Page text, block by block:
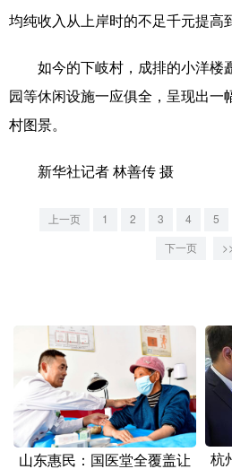
四川 贵州
新疆 内蒙古
多语种频道
均纯收入从上岸时的不足千元提高
如今的下岐村，成排的小洋楼
园等休闲设施一应俱全，呈现出一
村图景。
新华社记者 林善传 摄
上一页 1 2 3 4 5
下一页
山东惠民：国医堂全覆盖让
杭